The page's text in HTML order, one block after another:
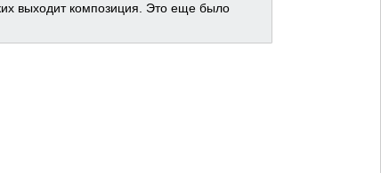
выходит композиция. Это еще было